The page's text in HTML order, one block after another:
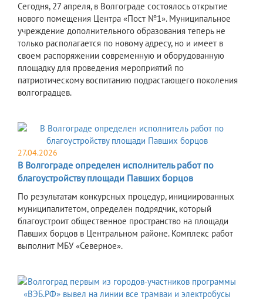
Сегодня, 27 апреля, в Волгограде состоялось открытие
нового помещения Центра «Пост №1». Муниципальное
учреждение дополнительного образования теперь не
только располагается по новому адресу, но и имеет в
своем распоряжении современную и оборудованную
площадку для проведения мероприятий по
патриотическому воспитанию подрастающего поколения
волгоградцев.
27.04.2026
В Волгограде определен исполнитель работ по
благоустройству площади Павших борцов
По результатам конкурсных процедур, инициированных
муниципалитетом, определен подрядчик, который
благоустроит общественное пространство на площади
Павших борцов в Центральном районе. Комплекс работ
выполнит МБУ «Северное».